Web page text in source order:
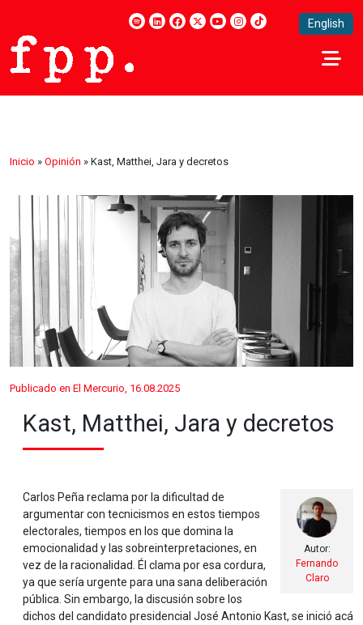
English
Inicio » Opinión » Kast, Matthei, Jara y decretos
Publicado en El Mercurio, 16.08.2025
Kast, Matthei, Jara y decretos
Autor:
Fernando
Claro
Carlos Peña reclama por la dificultad de
argumentar con tecnicismos en estos tiempos
electorales, tiempos en los que domina la
emocionalidad y las sobreinterpretaciones, en
vez de la racionalidad. Él clama por esa cordura,
ya que sería urgente para una sana deliberación
pública. Sin embargo, la discusión sobre los
dichos del candidato presidencial José Antonio Kast, se inició acá